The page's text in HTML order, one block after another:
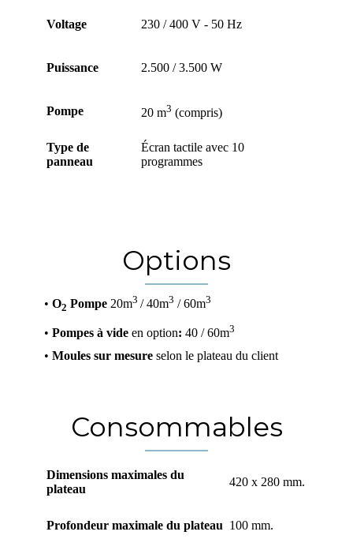
Voltage 230 / 400 V - 50 Hz
Puissance 2.500 / 3.500 W
Pompe 20 m3 (compris)
Type de
panneau
Écran tactile avec 10
programmes
Options
• O2 Pompe 20m3 / 40m3 / 60m3
• Pompes à videen option: 40 / 60m3
• Moules sur mesure selon le plateau du client
Consommables
Dimensions maximales du
plateau
420 x 280 mm.
Profondeur maximale du plateau 100 mm.